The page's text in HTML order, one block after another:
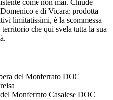
come non mai. Chiude
e di Vicara: prodotta
limitatissimi, è la scommessa
che qui svela tutta la sua
del Monferrato DOC
Monferrato Casalese DOC